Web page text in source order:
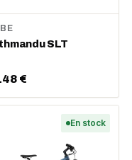
SLT
€
En stock